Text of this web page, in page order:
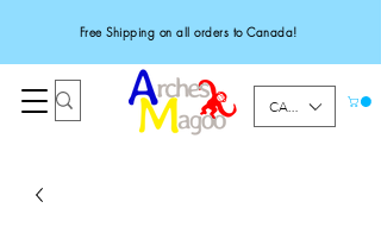
Free Shipping on all orders to Canada!
CAD (C$)